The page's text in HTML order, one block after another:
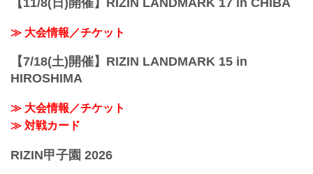
【11/8(日)開催】RIZIN LANDMARK 17 in CHIBA
≫ 大会情報／チケット
【7/18(土)開催】RIZIN LANDMARK 15 in
HIROSHIMA
≫ 大会情報／チケット
≫ 対戦カード
RIZIN甲子園 2026